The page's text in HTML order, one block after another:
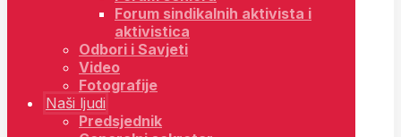
Forum sindikalnih aktivista i
aktivistica
Odbori i Savjeti
Video
Fotografije
Naši ljudi
Predsjednik